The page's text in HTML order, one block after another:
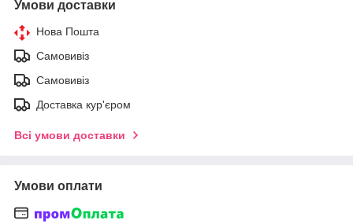
Умови доставки
Нова Пошта
Самовивіз
Самовивіз
Доставка кур'єром
Всі умови доставки
Умови оплати